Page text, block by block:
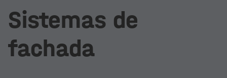
Sistemas de
fachada